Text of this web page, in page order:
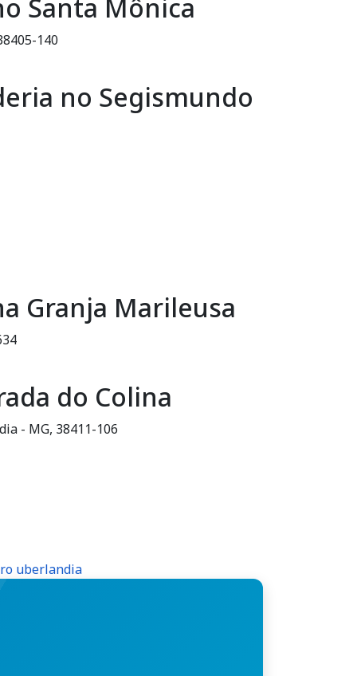
Santa Mônica
140
no Segismundo
Granja Marileusa
do Colina
- MG, 38411-106
uberlandia